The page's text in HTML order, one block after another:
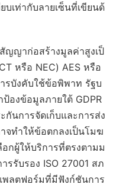
บเท่ากับลายเซ็นที่เขียนด้
ญญาก่อสร้างมูลค่าสูงเป็
หรือ NEC) AES หรือ
รบังคับใช้ข้อพิพาท รัฐบ
องข้อมูลภายใต้ GDPR
นการจัดเก็บและการส่ง
ทำให้ข้อตกลงเป็นโมฆ
กผู้ให้บริการที่ตรงตามม
รรับรอง ISO 27001 สภ
พลตฟอร์มที่มีฟังก์ชันการ